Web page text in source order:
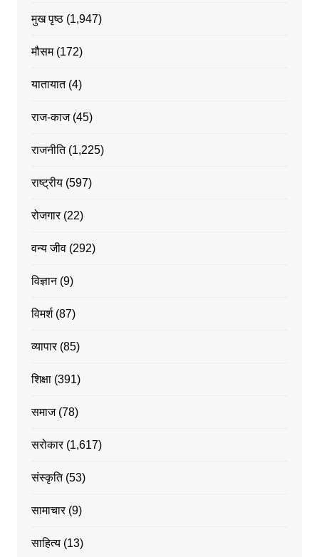
मुख पृष्ठ(1,947)
मौसम(172)
यातायात(4)
राज-काज(45)
राजनीति(1,225)
राष्ट्रीय(597)
रोजगार(22)
वन्य जीव(292)
विज्ञान(9)
विमर्श(87)
व्यापार(85)
शिक्षा(391)
समाज(78)
सरोकार(1,617)
संस्कृति(53)
सामाचार(9)
साहित्य(13)